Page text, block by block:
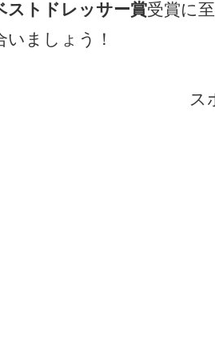
ストドレッサー賞受賞に
いましょう！
ス